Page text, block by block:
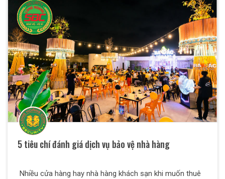
5 tiêu chí đánh giá dịch vụ bảo vệ nhà hàng
Nhiều cửa hàng hay nhà hàng khách sạn khi muốn thuê